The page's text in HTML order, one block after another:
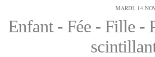
MARDI, 14
Enfant - Fée - Fille -